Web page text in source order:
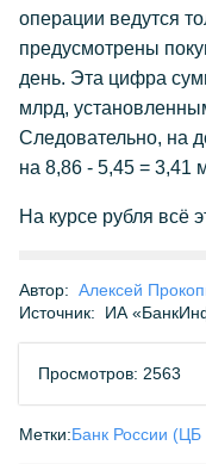
операции ведутся
предусмотрены
день. Эта цифра
млрд,
Следовательно, на
на 8,86 - 5,45 = 3,41
На курсе рубля всё
Автор: Алексей
Источник:
ИА
Просмотров: 2563
Метки:Банк России